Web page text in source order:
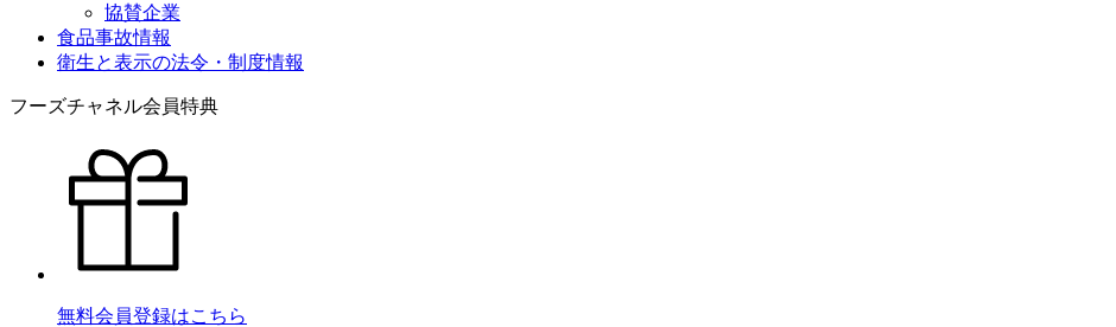
協賛企業
食品事故情報
衛生と表示の法令・制度情報
フーズチャネル会員特典
無料会員登録はこちら